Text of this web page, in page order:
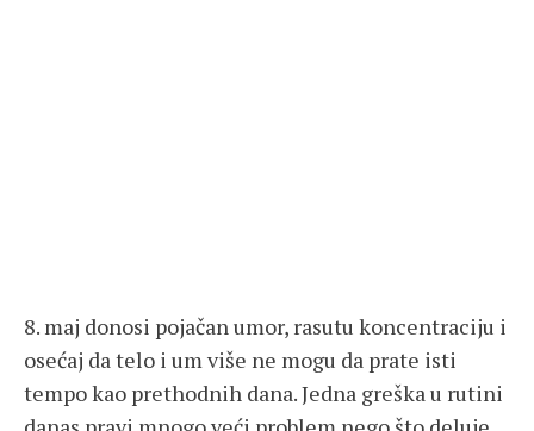
8. maj donosi pojačan umor, rasutu koncentraciju i
osećaj da telo i um više ne mogu da prate isti
tempo kao prethodnih dana. Jedna greška u rutini